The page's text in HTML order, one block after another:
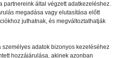
partnereink által végzett adatkezeléshez.
megadása vagy elutasítása előtt
juthatnak, és megváltoztathatják
személyes adatok bizonyos kezeléséhez
hozzájárulása, akinek azonban